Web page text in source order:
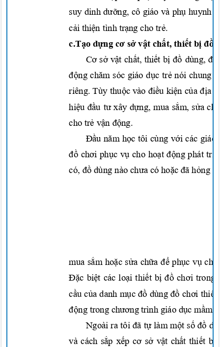
suy dinhdưỡng, cô giáo và phụhuynh
cải thiện tình trạngchotrẻ.
c.Tạo dựng cơ sở vật chất, thiết bị
Cơ sở vật chất, thiết bị đồ dùng,
động chăm sóc giáodục trẻnói chung
riêng. Tùy thuộcvàođiều kiện của địa
hiệu đầu tưxâydựng,mua sắm, sửa
chotrẻ vận động.
Đầu năm họctôi cùng vớicác
đồ chơi phục vụcho hoạt độngphát
có, đồdùng nào chưa cóhoặc đã hỏng
mua sắm hoặc sửa chữa để phục vụ
Đặc biệt cácloại thiết bị đồ chơitrong
cầu củadanh mục đồ dùng đồ chơi
độngtrongchươngtrình giáodục mầm
Ngoài ra tôiđã tự làmmột số đồ
và cách sắp xếp cơ sở vật chất thiết